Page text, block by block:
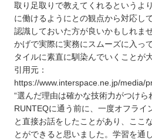
取り足取りで教えてくれるというよ
に働けるようにとの観点から対応し
認識しておいた方が良いかもしれま
かげで実際に実務にスムーズに入っ
タイルに素直に馴染んでいくことが
引用元：
https://www.interspace.ne.jp/media/
“選んだ理由は確かな技術力がつけら
RUNTEQに通う前に、一度オフライ
と直接お話をしたことがあり、ここ
とができると思いました。学習を通